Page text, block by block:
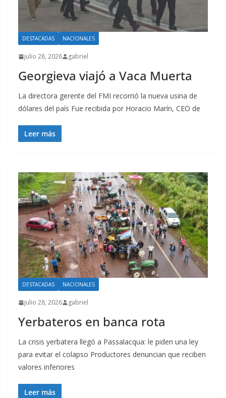
DESTACADAS NACIONALES
julio 28, 2026 gabriel
Georgieva viajó a Vaca Muerta
La directora gerente del FMI recorrió la nueva usina de
dólares del país Fue recibida por Horacio Marín, CEO de
Leer más
DESTACADAS NACIONALES
julio 28, 2026 gabriel
Yerbateros en banca rota
La crisis yerbatera llegó a Passalacqua: le piden una ley
para evitar el colapso Productores denuncian que reciben
valores inferiores
Leer más